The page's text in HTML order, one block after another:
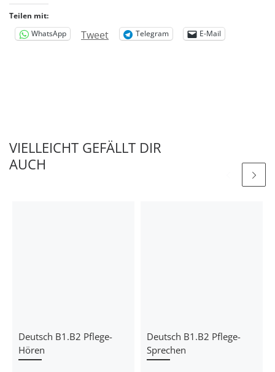
Teilen mit:
WhatsApp
Tweet Telegram E-Mail
VIELLEICHT GEFÄLLT DIR
AUCH
Deutsch B1.B2 Pflege-
Hören
Deutsch B1.B2 Pflege-
Sprechen